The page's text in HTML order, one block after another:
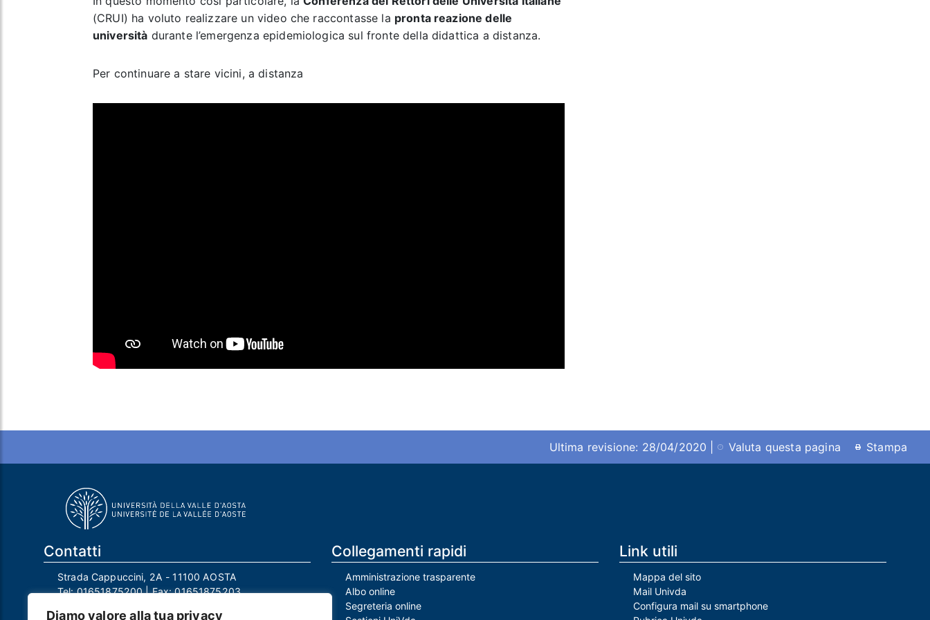
Diamo valore alla tua privacy
(CRUI) ha voluto realizzare un video che raccontasse la pronta reazione delle
università durante l’emergenza epidemiologica sul fronte della didattica a distanza.
Per continuare a stare vicini, a distanza
Ultima revisione: 28/04/2020 | Valuta questa pagina Stampa
Contatti
Strada Cappuccini, 2A - 11100 AOSTA
Tel:01651875200| Fax:01651875203
Collegamenti rapidi
Amministrazione trasparente
Albo online
Segreteria online
Link utili
Mappa del sito
Mail Univda
Configura mail su smartphone